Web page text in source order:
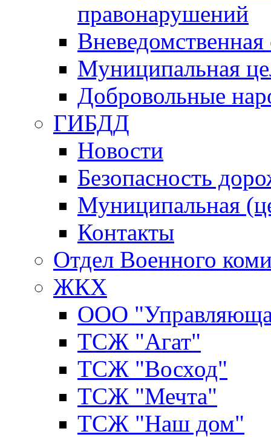
правонарушений
Вневедомственная
Муниципальная
Добровольные
ГИБДД
Новости
Безопасность
Муниципальная
Контакты
Отдел Военного
ЖКХ
ООО
ТСЖ "Агат"
ТСЖ "Восход"
ТСЖ "Мечта"
ТСЖ "Наш дом"